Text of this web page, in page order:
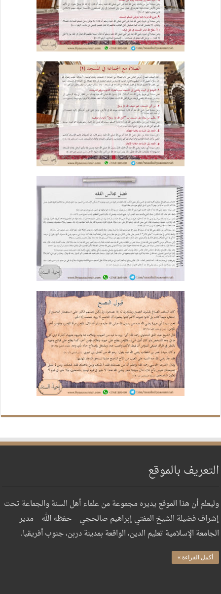
التعريف بالموقع
وليعلم أن هذا الموقع يديره مجموعة من علماء أهل السنة والجماعة تحت
إشراف فضيلة الشيخ المفتي إبراهيم صالحجي – حفظه الله – مدير
الجامعة الإسلامية تعليم الدين، الواقعة بمدينة دربن، جنوب أفريقيا.
أكمل القراءة »